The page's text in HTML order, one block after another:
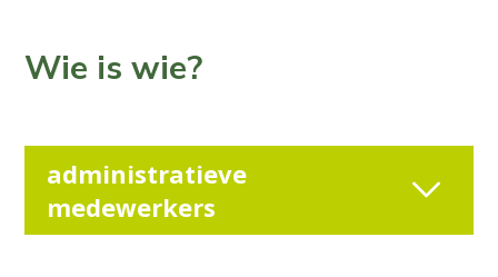
Wie is wie?
administratieve
medewerkers